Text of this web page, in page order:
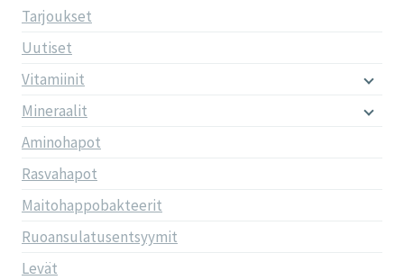
Tarjoukset
Uutiset
Vitamiinit
Mineraalit
Aminohapot
Rasvahapot
Maitohappobakteerit
Ruoansulatusentsyymit
Levät